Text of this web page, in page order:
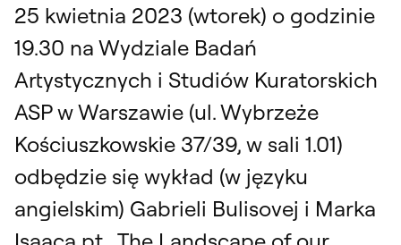
25 kwietnia 2023 (wtorek) o godzinie
19.30 na Wydziale Badań
Artystycznych i Studiów Kuratorskich
ASP w Warszawie (ul. Wybrzeże
Kościuszkowskie 37/39, w sali 1.01)
odbędzie się wykład (w języku
angielskim) Gabrieli Bulisovej i Marka